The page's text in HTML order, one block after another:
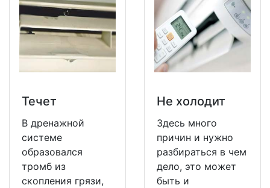
Течет
В дренажной
системе
образовался
тромб из
скопления грязи,
Не холодит
Здесь много
причин и нужно
разбираться в чем
дело, это может
быть и